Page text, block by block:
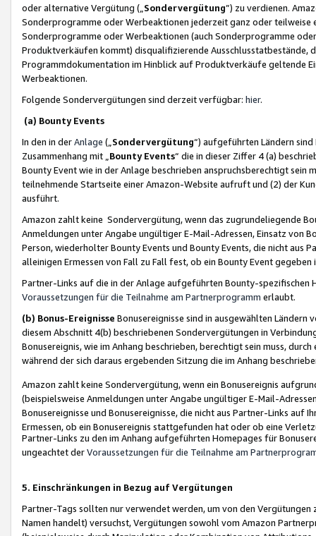
oder alternative Vergütung („ Sondervergütung”) zu verdienen.
Sonderprogramme oder Werbeaktionen jederzeit ganz oder
Sonderprogramme oder Werbeaktionen (auch Sonderprogramme
Produktverkäufen kommt) disqualifizierende Ausschlusstatbestände,
Programmdokumentation im Hinblick auf Produktverkäufe geltende
Werbeaktionen.
Folgende Sondervergütungen sind derzeit verfügbar: hier.
(a) Bounty Events
In den in derAnlage („ Sondervergütung“) aufgeführten Ländern
Zusammenhang mit „ Bounty Events“ die in dieser Ziffer 4 (a)
Bounty Event wie in der Anlage beschrieben anspruchsberechtigt sein
teilnehmende Startseite einer Amazon-Website aufruft und (2) der
ausführt.
Amazon zahlt keine Sondervergütung, wenn das zugrundeliegende
Anmeldungen unter Angabe ungültiger E-Mail-Adressen, Einsatz von
Person, wiederholter Bounty Events und Bounty Events, die nicht
alleinigen Ermessen von Fall zu Fall fest, ob ein Bounty Event
Partner-Links auf die in der Anlage aufgeführten Bounty-spezifischen
Voraussetzungen für die Teilnahme am Partnerprogramm erlaubt.
(b) Bonus-Ereignisse Bonusereignisse sind in ausgewählten Ländern
diesem Abschnitt 4(b) beschriebenen Sondervergütungen in
Bonusereignis, wie im Anhang beschrieben, berechtigt sein muss,
während der sich daraus ergebenden Sitzung die im Anhang
Amazon zahlt keine Sondervergütung, wenn ein Bonusereignis
(beispielsweise Anmeldungen unter Angabe ungültiger E-Mail-
Bonusereignisse und Bonusereignisse, die nicht aus Partner-Links auf
Ermessen, ob ein Bonusereignis stattgefunden hat oder ob eine
Partner-Links zu den im Anhang aufgeführten Homepages für
ungeachtet derVoraussetzungen für die Teilnahme am
5. Einschränkungen in Bezug auf Vergütungen
Partner-Tags sollten nur verwendet werden, um von den
Namen handelt) versuchst, Vergütungen sowohl vom Amazon